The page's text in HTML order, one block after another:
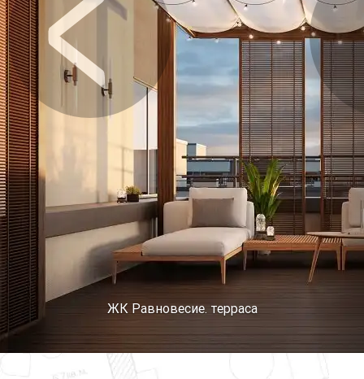
ЖК Равновесие. терраса
Предыдущее